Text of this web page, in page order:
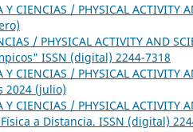
Y CIENCIAS / PHYSICAL ACTIVITY
/ PHYSICAL ACTIVITY AND
ISSN (digital) 2244-7318
Y CIENCIAS / PHYSICAL ACTIVITY
2024 (julio)
Y CIENCIAS / PHYSICAL ACTIVITY
a Distancia. ISSN (digital)